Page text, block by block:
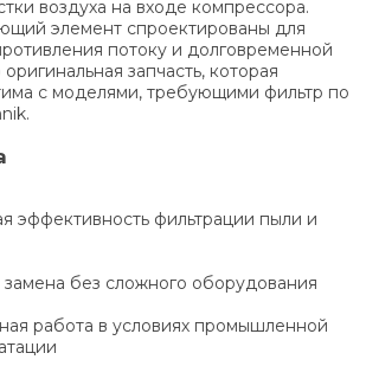
воздуха на входе компрессора.
элемент спроектированы для
потоку и долговременной
запчасть, которая
с моделями, требующими фильтр по
эффективность фильтрации пыли и
замена без сложного оборудования
работа в условиях промышленной